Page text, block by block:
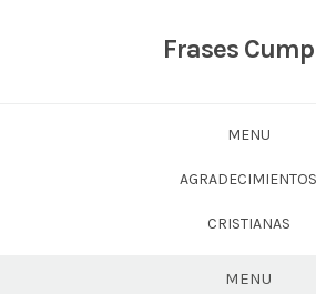
Frases
MENU
AGRADECIMIENTOS
CRISTIANAS
MENU